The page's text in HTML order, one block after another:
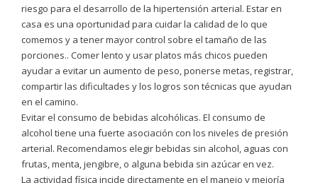
riesgo para el desarrollo de la hipertensión arterial. Estar en
casa es una oportunidad para cuidar la calidad de lo que
comemos y a tener mayor control sobre el tamaño de las
porciones.. Comer lento y usar platos más chicos pueden
ayudar a evitar un aumento de peso, ponerse metas, registrar,
compartir las dificultades y los logros son técnicas que ayudan
en el camino.
Evitar el consumo de bebidas alcohólicas. El consumo de
alcohol tiene una fuerte asociación con los niveles de presión
arterial. Recomendamos elegir bebidas sin alcohol, aguas con
frutas, menta, jengibre, o alguna bebida sin azúcar en vez.
La actividad física incide directamente en el manejo y mejoría